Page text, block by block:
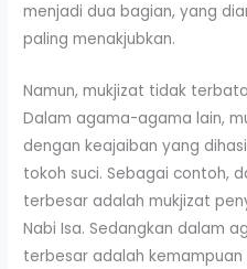
menjadi dua bagian, yang
paling menakjubkan.
Namun, mukjizat tidak
Dalam agama-agama lain,
dengan keajaiban yang
tokoh suci. Sebagai contoh,
terbesar adalah mukjizat
Nabi Isa. Sedangkan dalam
terbesar adalah